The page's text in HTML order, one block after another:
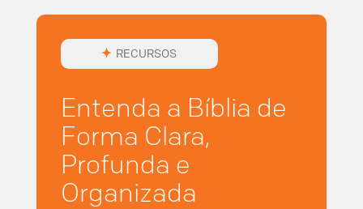
RECURSOS
Entenda a Bíblia de
Forma Clara,
Profunda e
Organizada